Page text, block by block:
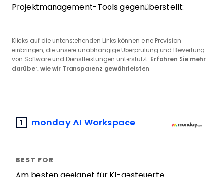
Projektmanagement-Tools gegenüberstellt:
Klicks auf die untenstehenden Links können eine Provision
einbringen, die unsere unabhängige Überprüfung und Bewertung
von Software und Dienstleistungen unterstützt. Erfahren Sie mehr
darüber, wie wir Transparenz gewährleisten.
1 monday AI Workspace
Am besten geeignet für KI-gesteuerte